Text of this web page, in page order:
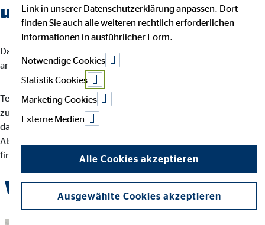
und Flexibilität vereint?
Dann bist du bei uns richtig. Wir glauben, dass man am besten
arbeitet, wenn man seinem eigenen Rhythmus folgt.
Teamarbeit und intensiver Austausch sind für uns der Schlüssel
zu besten Ergebnissen. Dein Arbeitsalltag ist abwechslungsreich,
da jede Kundin und jeder Kunde individuelle Lösungen braucht.
Als OVB-Berater*in unterstützt du deine Kund*innen bei
finanziellen Entscheidungen und der Erreichung ihrer Ziele.
Werde Teil des OVB-Teams
Link in unserer Datenschutzerklärung anpassen. Dort
finden Sie auch alle weiteren rechtlich erforderlichen
Informationen in ausführlicher Form.
Notwendige Cookies
Statistik Cookies
Marketing Cookies
Externe Medien
Alle Cookies akzeptieren
Ausgewählte Cookies akzeptieren